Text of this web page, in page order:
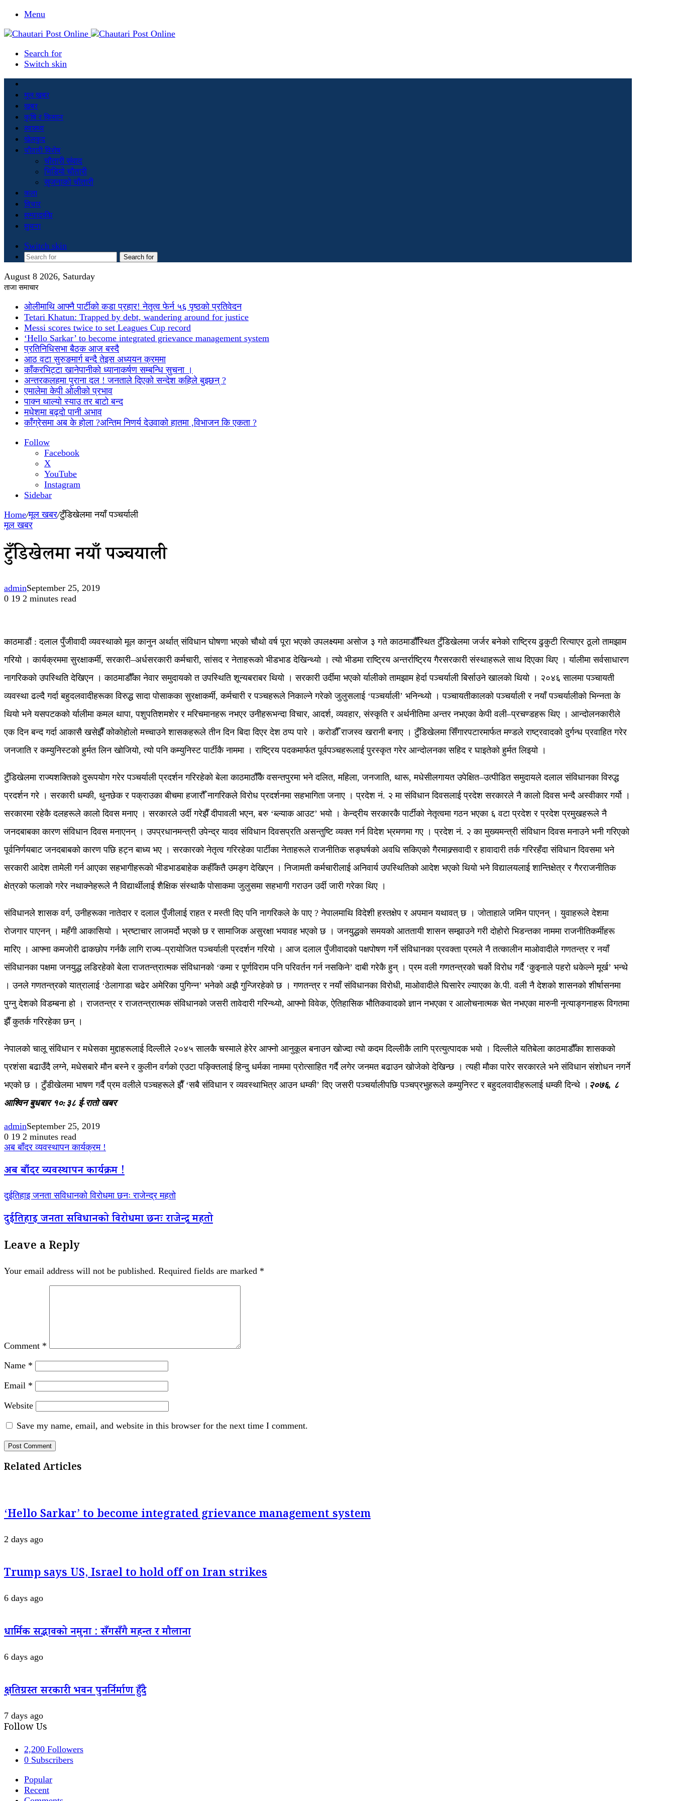
Menu
Search for
Switch skin
मूल खबर
खबर
कृषि र किसान
स्वास्थ्य
खेलकुद
चौतारी विशेष
चौतारी संवाद
भिडियो चौतारी
सृजनाको चौतारी
कला
विचार
सम्पादकीय
सुचना
Switch skin
Search for
August 8 2026, Saturday
ताजा समाचार
ओलीमाथि आफ्नै पार्टीको कडा प्रहार! नेतृत्व फेर्न ५६ पृष्ठको प्रतिवेदन
Tetari Khatun: Trapped by debt, wandering around for justice
Messi scores twice to set Leagues Cup record
‘Hello Sarkar’ to become integrated grievance management system
प्रतिनिधिसभा बैठक आज बस्दै
आठ वटा सुरुङमार्ग बन्दै तेइस अध्ययन क्रममा
काँकरभिट्टा खानेपानीको ध्यानाकर्षण सम्बन्धि सुचना ।
अन्तरकलहमा पुराना दल ! जनताले दिएको सन्देश कहिले बुझ्छन् ?
एमालेमा केपी ओलीको प्रभाव
पाक्न थाल्यो स्याउ तर बाटो बन्द
मधेशमा बढ्दो पानी अभाव
काँग्रेसमा अब के होला ?अन्तिम निणर्य देउवाको हातमा ,विभाजन कि एकता ?
Follow
Facebook
X
YouTube
Instagram
Sidebar
Home/मूल खबर/टुँडिखेलमा नयाँ पञ्चर्याली
मूल खबर
टुँडिखेलमा नयाँ पञ्चर्याली
adminSeptember 25, 2019
0 19 2 minutes read
काठमाडौं : दलाल पुँजीवादी व्यवस्थाको मूल कानुन अर्थात् संविधान घोषणा भएको चौथो वर्ष पूरा भएको उपलक्ष्यमा असोज ३ गते काठमाडौँस्थित टुँडिखेलमा जर्जर बनेको राष्ट्रिय ढुकुटी रित्याएर ठूलो तामझाम
गरियो । कार्यक्रममा सुरक्षाकर्मी, सरकारी–अर्धसरकारी कर्मचारी, सांसद र नेताहरूको भीडभाड देखिन्थ्यो । त्यो भीडमा राष्ट्रिय अन्तर्राष्ट्रिय गैरसरकारी संस्थाहरूले साथ दिएका थिए । र्यालीमा सर्वसाधारण
नागरिकको उपस्थिति देखिएन । काठमाडौँका नेवार समुदायको त उपस्थिति शून्यबराबर थियो । सरकारी उर्दीमा भएको र्यालीको तामझाम हेर्दा पञ्चर्याली बिर्साउने खालको थियो । २०४६ सालमा पञ्चायती
व्यवस्था ढल्दै गर्दा बहुदलवादीहरूका विरुद्ध सादा पोसाकका सुरक्षाकर्मी, कर्मचारी र पञ्चहरूले निकाल्ने गरेको जुलुसलाई ‘पञ्चर्याली’ भनिन्थ्यो । पञ्चायतीकालको पञ्चर्याली र नयाँ पञ्चर्यालीको भिन्नता के
थियो भने यसपटकको र्यालीमा कमल थापा, पशुपतिशमशेर र मरिचमानहरू नभएर उनीहरूभन्दा विचार, आदर्श, व्यवहार, संस्कृति र अर्थनीतिमा अन्तर नभएका केपी वली–प्रचण्डहरू थिए । आन्दोलनकारीले
एक दिन बन्द गर्दा आकासै खसेझैँ कोकोहोलो मच्चाउने शासकहरूले तीन दिन बिदा दिएर देश ठप्प पारे । करोडौँ राजस्व खरानी बनाए । टुँडिखेलमा सिँगारपटारमार्फत मण्डले राष्ट्रवादको दुर्गन्ध प्रवाहित गरेर
जनजाति र कम्युनिस्टको हुर्मत लिन खोजियो, त्यो पनि कम्युनिस्ट पार्टीकै नाममा । राष्ट्रिय पदकमार्फत पूर्वपञ्चहरूलाई पुरस्कृत गरेर आन्दोलनका सहिद र घाइतेको हुर्मत लिइयो ।
टुँडिखेलमा राज्यशक्तिको दुरूपयोग गरेर पञ्चर्याली प्रदर्शन गरिरहेको बेला काठमाठौँकै वसन्तपुरमा भने दलित, महिला, जनजाति, थारू, मधेसीलगायत उपेक्षित–उत्पीडित समुदायले दलाल संविधानका विरुद्ध
प्रदर्शन गरे । सरकारी धम्की, थुनछेक र पक्राउका बीचमा हजारौँ नागरिकले विरोध प्रदर्शनमा सहभागिता जनाए । प्रदेश नं. २ मा संविधान दिवसलाई प्रदेश सरकारले नै कालो दिवस भन्दै अस्वीकार गर्यो ।
सरकारमा रहेकै दलहरूले कालो दिवस मनाए । सरकारले उर्दी गरेझैँ दीपावली भएन, बरु ‘ब्ल्याक आउट’ भयो । केन्द्रीय सरकारकै पार्टीको नेतृत्वमा गठन भएका ६ वटा प्रदेश र प्रदेश प्रमुखहरूले नै
जनदबाबका कारण संविधान दिवस मनाएनन् । उपप्रधानमन्त्री उपेन्द्र यादव संविधान दिवसप्रति असन्तुष्टि व्यक्त गर्न विदेश भ्रमणमा गए । प्रदेश नं. २ का मुख्यमन्त्री संविधान दिवस मनाउने भनी गरिएको
पूर्वनिर्णयबाट जनदबाबको कारण पछि हट्न बाध्य भए । सरकारको नेतृत्व गरिरहेका पार्टीका नेताहरूले राजनीतिक सङ्घर्षको अवधि सकिएको गैरमाक्र्सवादी र हावादारी तर्क गरिरहँदा संविधान दिवसमा भने
सरकारी आदेश तामेली गर्न आएका सहभागीहरूको भीडभाडबाहेक कहीँकतै उमङ्ग देखिएन । निजामती कर्मचारीलाई अनिवार्य उपस्थितिको आदेश भएको थियो भने विद्यालयलाई शान्तिक्षेत्र र गैरराजनीतिक
क्षेत्रको फलाको गरेर नथाक्नेहरूले नै विद्यार्थीलाई शैक्षिक संस्थाकै पोसाकमा जुलुसमा सहभागी गराउन उर्दी जारी गरेका थिए ।
संविधानले शासक वर्ग, उनीहरूका नातेदार र दलाल पुँजीलाई राहत र मस्ती दिए पनि नागरिकले के पाए ? नेपालमाथि विदेशी हस्तक्षेप र अपमान यथावत् छ । जोताहाले जमिन पाएनन् । युवाहरूले देशमा
रोजगार पाएनन् । महँगी आकासियो । भ्रष्टाचार लाजमर्दो भएको छ र सामाजिक असुरक्षा भयावह भएको छ । जनयुद्धको समयको आततायी शासन सम्झाउने गरी दोहोरो भिडन्तका नाममा राजनीतिकर्मीहरू
मारिए । आफ्ना कमजोरी ढाकछोप गर्नकै लागि राज्य–प्रायोजित पञ्चर्याली प्रदर्शन गरियो । आज दलाल पुँजीवादको पक्षपोषण गर्ने संविधानका प्रवक्ता प्रमले नै तत्कालीन माओवादीले गणतन्त्र र नयाँ
संविधानका पक्षमा जनयुद्ध लडिरहेको बेला राजतन्त्रात्मक संविधानको ‘कमा र पूर्णविराम पनि परिवर्तन गर्न नसकिने’ दाबी गरेकै हुन् । प्रम वली गणतन्त्रको चर्को विरोध गर्दै ‘कुइनाले पहरो धकेल्ने मूर्ख’ भन्थे
। उनले गणतन्त्रको यात्रालाई ‘ठेलागाडा चढेर अमेरिका पुगिन्न’ भनेको अझै गुन्जिरहेको छ । गणतन्त्र र नयाँ संविधानका विरोधी, माओवादीले घिसारेर ल्याएका के.पी. वली नै देशको शासनको शीर्षासनमा
पुग्नु देशको विडम्बना हो । राजतन्त्र र राजतन्त्रात्मक संविधानको जसरी तावेदारी गरिन्थ्यो, आफ्नो विवेक, ऐतिहासिक भौतिकवादको ज्ञान नभएका र आलोचनात्मक चेत नभएका मारुनी नृत्याङ्गनाहरू विगतमा
झैँ कुतर्क गरिरहेका छन् ।
नेपालको चालू संविधान र मधेसका मुद्दाहरूलाई दिल्लीले २०४५ सालकै चस्माले हेरेर आफ्नो आनुकूल बनाउन खोज्दा त्यो कदम दिल्लीकै लागि प्रत्युत्पादक भयो । दिल्लीले यतिबेला काठमाडौँका शासकको
प्रशंसा बढाउँदै लग्ने, मधेसबारे मौन बस्ने र कुलीन वर्गको एउटा पङ्क्तिलाई हिन्दु धर्मका नाममा प्रोत्साहित गर्दै लगेर जनमत बढाउन खोजेको देखिन्छ । त्यही मौका पारेर सरकारले भने संविधान संशोधन नगर्ने
भएको छ । टुँडीखेलमा भाषण गर्दै प्रम वलीले पञ्चहरूले झैँ ‘सबै संविधान र व्यवस्थाभित्र आउन धम्की’ दिए जसरी पञ्चर्यालीपछि पञ्चप्रभुहरूले कम्युनिस्ट र बहुदलवादीहरूलाई धम्की दिन्थे । २०७६, ८
आश्विन बुधबार १०:३८ ई-रातो खबर
adminSeptember 25, 2019
0 19 2 minutes read
अब बाँदर व्यवस्थापन कार्यक्रम !
अब बाँदर व्यवस्थापन कार्यक्रम !
दुईतिहाइ जनता सविधानको विरोधमा छनः राजेन्द्र महतो
दुईतिहाइ जनता सविधानको विरोधमा छनः राजेन्द्र महतो
Leave a Reply
Your email address will not be published. Required fields are marked *
Comment *
Name *
Email *
Website
Save my name, email, and website in this browser for the next time I comment.
Related Articles
‘Hello Sarkar’ to become integrated grievance management system
2 days ago
Trump says US, Israel to hold off on Iran strikes
6 days ago
धार्मिक सद्भावको नमुना : सँगसँगै महन्त र मौलाना
6 days ago
क्षतिग्रस्त सरकारी भवन पुनर्निर्माण हुँदै
7 days ago
Follow Us
2,200 Followers
0 Subscribers
Popular
Recent